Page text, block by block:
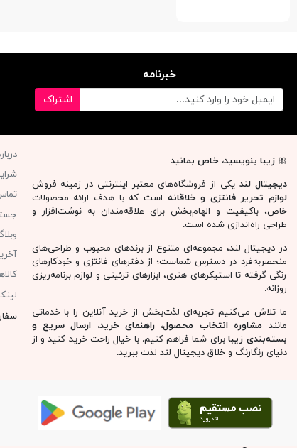
خبرنامه
اشتراک
🎀زیبا بنویسید، خاص بمانید
دیجیتال لند یکی از فروشگاه‌های معتبر اینترنتی در زمینه فروش
لوازم تحریر فانتزی و خلاقانه است که با هدف ارائه محصولات
خاص، باکیفیت و الهام‌بخش برای علاقه‌مندان به نوشت‌افزار و
طراحی راه‌اندازی شده است.
در دیجیتال لند، مجموعه‌ای متنوع از برندهای محبوب و طراحی‌های
منحصربه‌فرد در دسترس شماست؛ از دفترهای فانتزی و خودکارهای
رنگی گرفته تا استیکرهای هنری، ابزارهای تزئینی و لوازم برنامه‌ریزی
روزانه.
ما تلاش می‌کنیم تجربه‌ای لذت‌بخش از خرید آنلاین را با خدماتی
مانند مشاوره انتخاب محصول، راهنمای خرید، ارسال سریع و
بسته‌بندی زیبابرای شما فراهم کنیم. با خیال راحت خرید کنید و از
دنیای رنگارنگ و خلاق دیجیتال لند لذت ببرید.